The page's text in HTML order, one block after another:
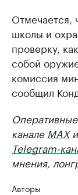
Отмечается,
школы и
проверку,
собой
комиссия
сообщил
канале MAXи
Telegram-
мнения,
Авторы